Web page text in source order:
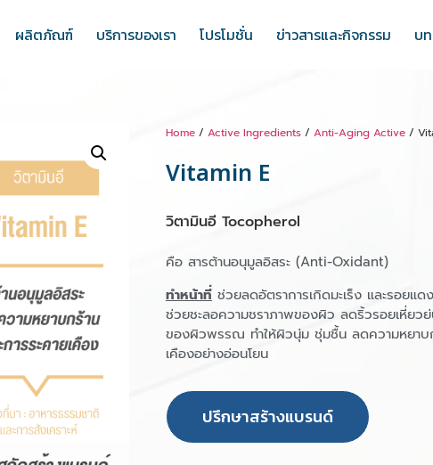
ผลิตภัณฑ์ บริการของเรา โปรโมชั่น ข่าวสารและกิจกรรม บ
Home/ Active Ingredients/ Anti-Aging Active/
Vitamin E
วิตามินอี Tocopherol
คือ สารต้านอนุมูลอิสระ (Anti-Oxidant)
ทำหน้าที่ช่วยลดอัตราการเกิดมะเร็ง และรอยแ
ช่วยชะลอความชราภาพของผิว ลดริ้วรอยเหี่ยว
ของผิวพรรณ ทำให้ผิวนุ่ม ชุ่มชื้น ลดความหยา
เคืองอย่างอ่อนโยน
ปรึกษาสร้างแบรนด์